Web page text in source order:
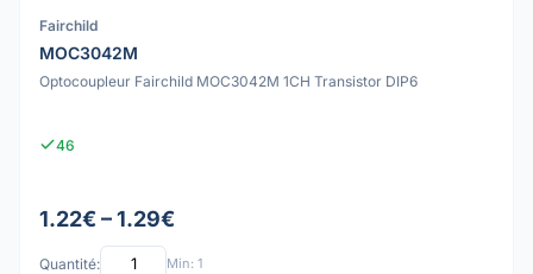
Fairchild
MOC3042M
Optocoupleur Fairchild MOC3042M 1CH Transistor DIP6
46
1.22€ – 1.29€
Quantité: Min: 1